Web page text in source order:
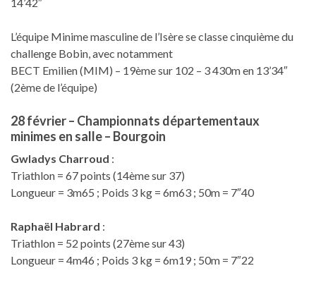
14’42″
L’équipe Minime masculine de l’Isère se classe cinquième du
challenge Bobin, avec notamment
BECT Emilien (MIM) – 19ème sur 102 – 3 430m en 13’34″
(2ème de l’équipe)
28 février – Championnats départementaux
minimes en salle – Bourgoin
Gwladys Charroud :
Triathlon = 67 points (14ème sur 37)
Longueur = 3m65 ; Poids 3 kg = 6m63 ; 50m = 7″40
Raphaël Habrard :
Triathlon = 52 points (27ème sur 43)
Longueur = 4m46 ; Poids 3 kg = 6m19 ; 50m = 7″22